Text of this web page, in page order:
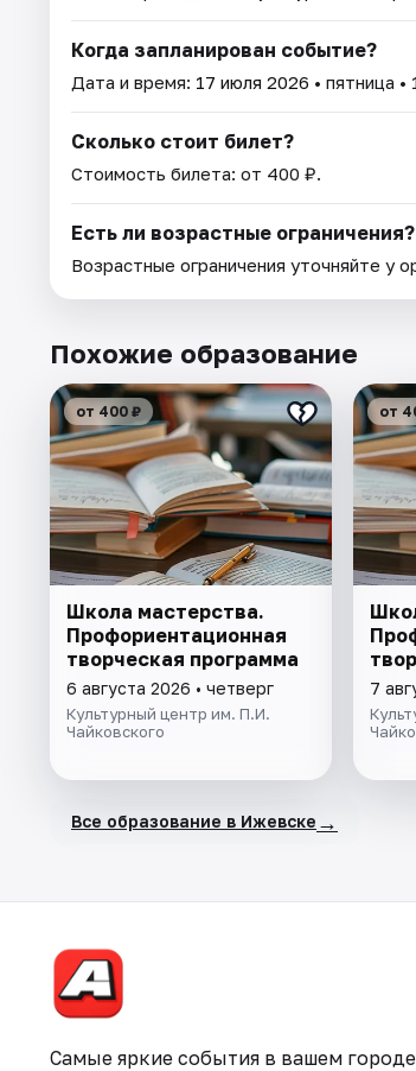
Когда запланирован событие?
Дата и время: 17 июля 2026 • пятница •
Сколько стоит билет?
Стоимость билета: от 400 ₽.
Есть ли возрастные ограничения?
Возрастные ограничения уточняйте у
Похожие образование
от 400 ₽
Школа мастерства.
Профориентационная
творческая программа
6 августа 2026 • четверг
Культурный центр им. П.И.
Чайковского
от
7
Все образование в Ижевске →
Самые яркие события в вашем